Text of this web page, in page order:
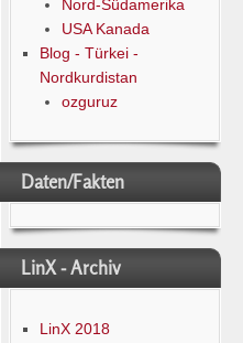
Nord-Südamerika
USA Kanada
Blog - Türkei -
Nordkurdistan
ozguruz
Daten/Fakten
LinX - Archiv
LinX 2018